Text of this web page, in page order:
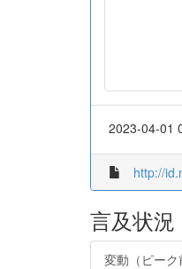
2023-04-01
http://
言及状況
変動（ピーク